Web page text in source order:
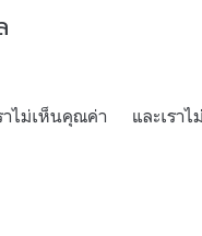
าไม่เห็นคุณค่า และเราไ